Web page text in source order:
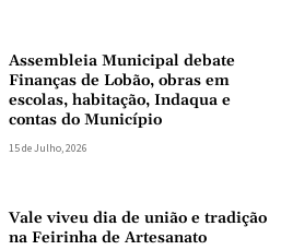
Assembleia Municipal debate
Finanças de Lobão, obras em
escolas, habitação, Indaqua e
contas do Município
15 de Julho, 2026
Vale viveu dia de união e tradição
na Feirinha de Artesanato